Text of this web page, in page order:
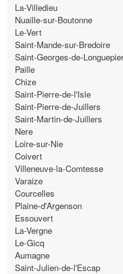
La-Villedieu
Nuaille-sur-Boutonne
Le-Vert
Saint-Mande-sur-Bredoire
Saint-Georges-de-
Paille
Chize
Saint-Pierre-de-l'Isle
Saint-Pierre-de-Juillers
Saint-Martin-de-Juillers
Nere
Loire-sur-Nie
Coivert
Villeneuve-la-Comtesse
Varaize
Courcelles
Plaine-d'Argenson
Essouvert
La-Vergne
Le-Gicq
Aumagne
Saint-Julien-de-l'Escap